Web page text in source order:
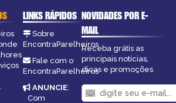
LINKS RÁPIDOS
Sobre
EncontraParelheiros
Fale com o
EncontraParelheiros
ANUNCIE:
Com
NOVIDADES POR E-
MAIL
Receba grátis as
principais notícias,
dicas e promoções